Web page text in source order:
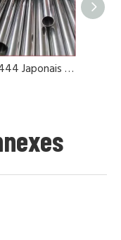
JIS G3444 Japonais 48,6 mm Pipe en acier galvanisé